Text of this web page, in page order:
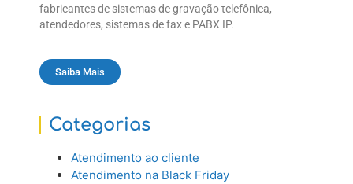
fabricantes de sistemas de gravação telefônica,
atendedores, sistemas de fax e PABX IP.
Saiba Mais
Categorias
Atendimento ao cliente
Atendimento na Black Friday